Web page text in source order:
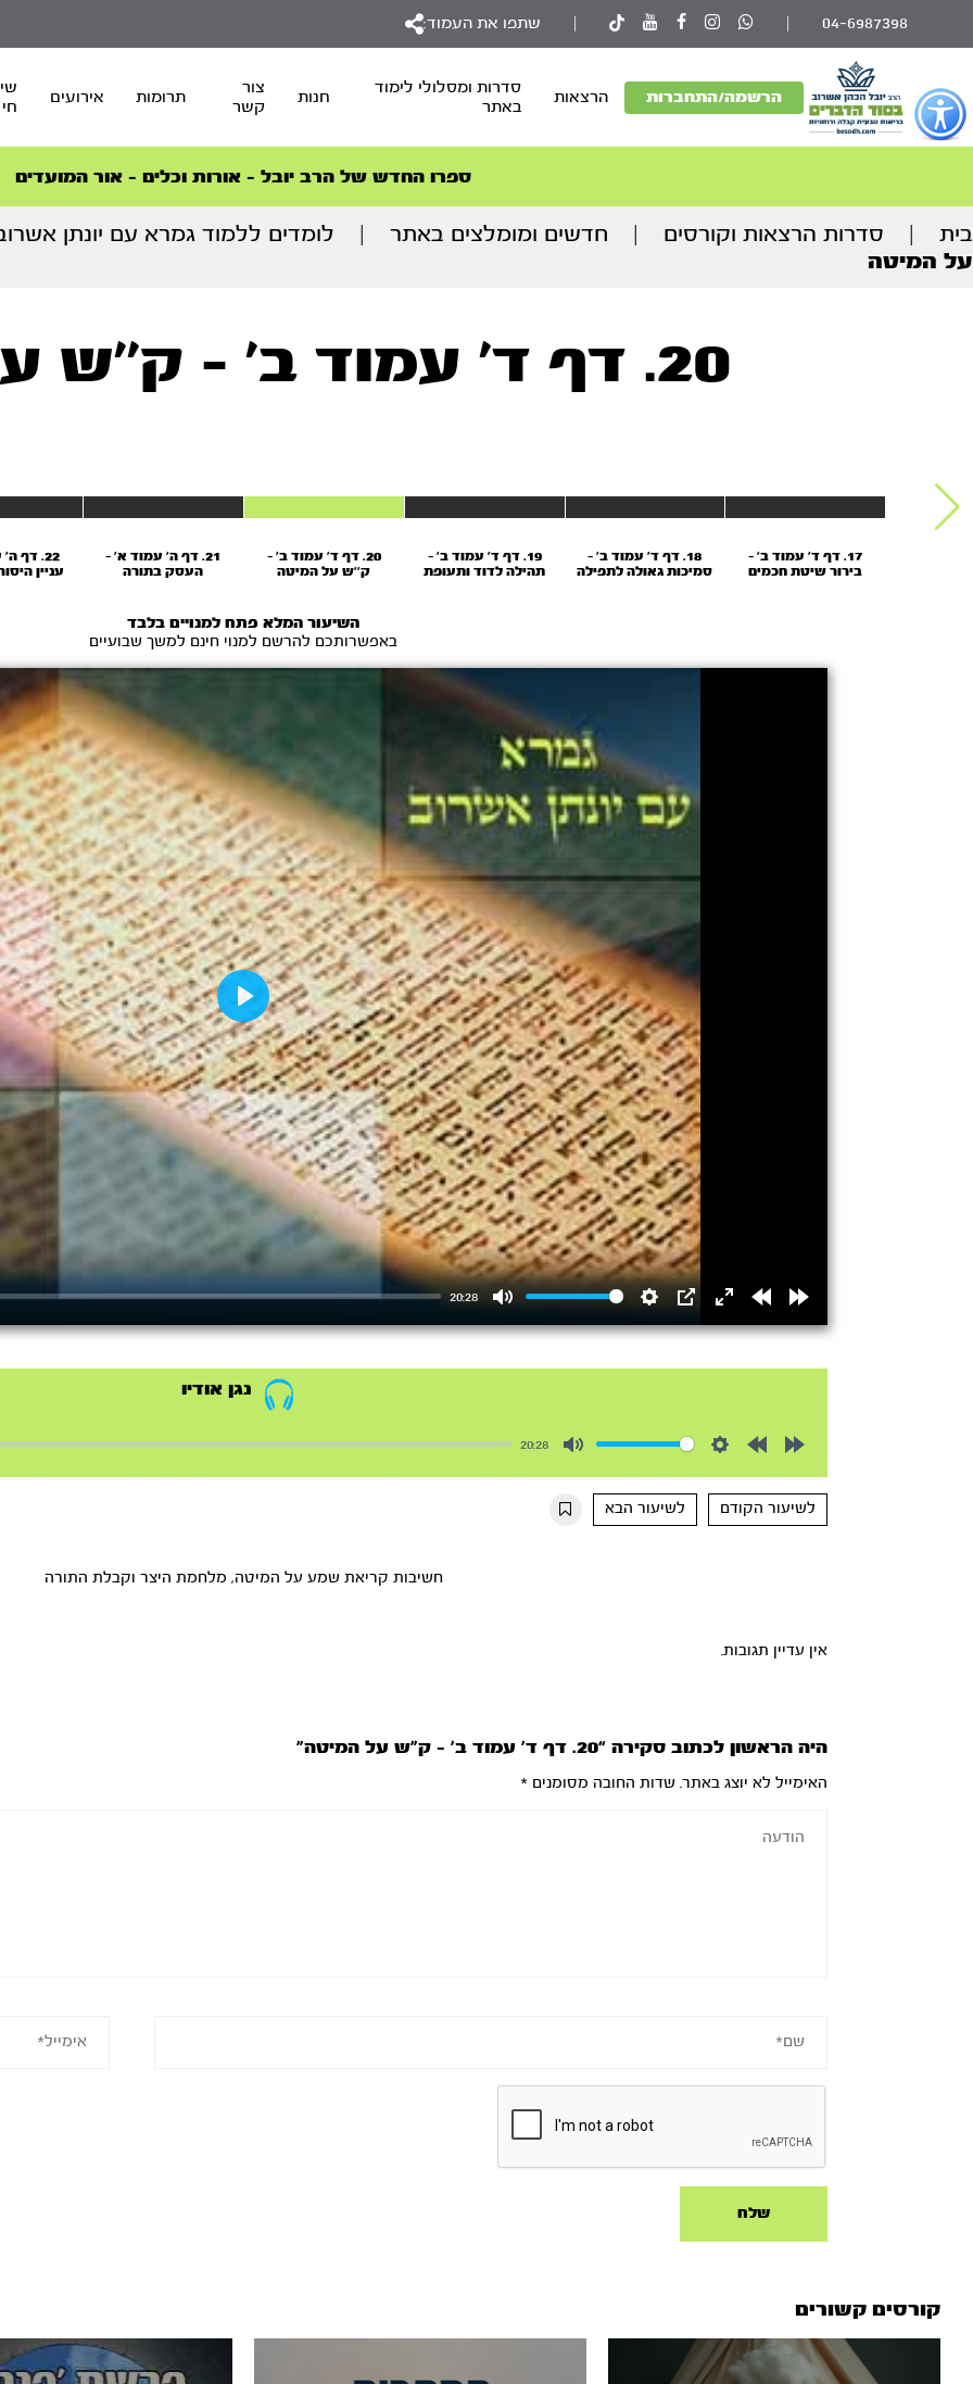
כפתור
לפתיחת
תפריט
נגישות
04-6987398 שתפו את העמוד:
הרשמה/התחברות הרצאות
סדרות ומסלולי לימוד
באתר
חנות
צור
קשר
תרומות אירועים
חי
סדרות הפודקאסטים
הסדרה המובילה החודש – דרך המלך
ספרו החדש של הרב יובל – אורות וכלים – אור המועדים
הצטרפו למהפכת הבריאות הטבעית >
סדרות הפודקאסטים
הסדרה המובילה החודש – דרך המלך
מרכזי
בית | סדרות הרצאות וקורסים | חדשים ומומלצים באתר |
לומדים ללמוד גמרא עם יונתן
על המיטה
20. דף ד' עמוד ב' - ק''ש על המיטה
17. דף ד' עמוד ב' -
בירור שיטת חכמים
18. דף ד' עמוד ב' -
סמיכות גאולה לתפילה
19. דף ד' עמוד ב' -
תהילה לדוד ותעופת
20. דף ד' עמוד ב' -
ק''ש על המיטה
21. דף ה' עמוד א' -
העסק בתורה
22. דף
עניין
השיעור המלא פתח למנויים בלבד
באפשרותכם להרשם למנוי חינם למשך שבועיים
20:28
Play
נגן אודיו
20:28
10s
10s
לשיעור הקודם
לשיעור הבא
חשיבות קריאת שמע על המיטה, מלחמת היצר וקבלת התורה
אין עדיין תגובות.
היה הראשון לכתוב סקירה “20. דף ד’ עמוד ב’ – ק”ש על המיטה”
האימייל לא יוצג באתר. שדות החובה מסומנים*
קורסים קשורים